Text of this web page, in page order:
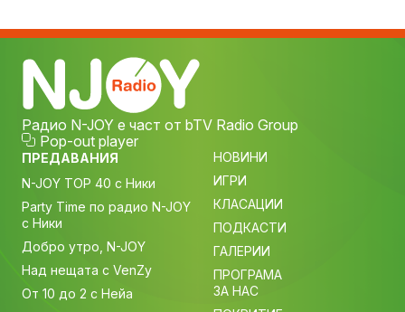
Радио N-JOY е част от bTV Radio Group
Pop-out player
ПРЕДАВАНИЯ
N-JOY TOP 40 с Ники
Party Time по радио N-JOY
с Ники
Добро утро, N-JOY
Над нещата с VenZy
От 10 до 2 с Нейа
НОВИНИ
ИГРИ
КЛАСАЦИИ
ПОДКАСТИ
ГАЛЕРИИ
ПРОГРАМА
ЗА НАС